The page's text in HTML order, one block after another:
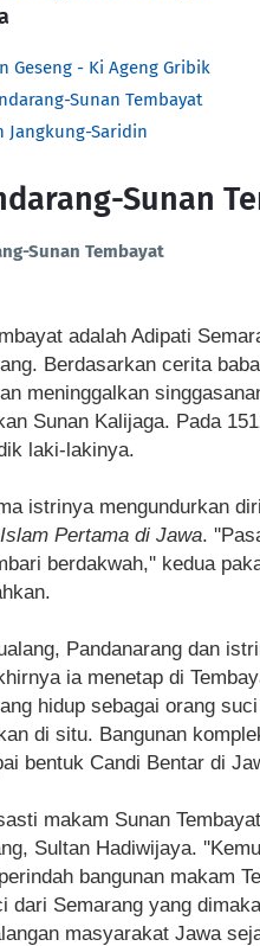
Geseng - Ki Ageng Gribik
Sunan Tembayat
Jangkung-Saridin
Sunan
Sunan Tembayat
adalah Adipati
Berdasarkan cerita
meninggalkan
Sunan Kalijaga. Pada
laki-lakinya.
istrinya mengundurkan
Pertama di Jawa.
berdakwah,'' kedua
Pandanarang dan
ia menetap di
hidup sebagai orang
di situ. Bangunan
bentuk Candi Bentar di
makam Sunan
Sultan Hadiwijaya.
bangunan makam
dari Semarang yang
masyarakat Jawa